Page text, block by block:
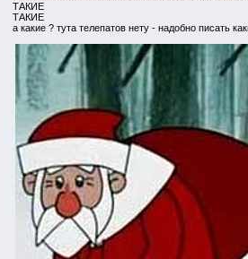
ТАКИЕ
ТАКИЕ
а какие ? тута телепатов нету - надобно писать